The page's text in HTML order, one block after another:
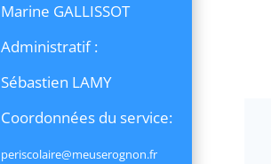
Marine GALLISSOT
Administratif :
Sébastien LAMY
Coordonnées du service:
periscolaire@meuserognon.fr